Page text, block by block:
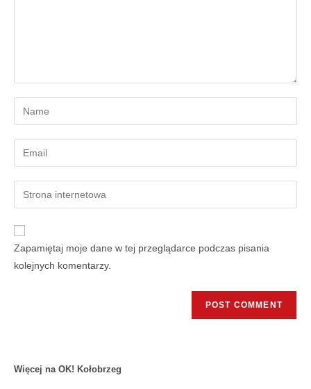
Zapamiętaj moje dane w tej przeglądarce podczas pisania
kolejnych komentarzy.
Więcej na OK! Kołobrzeg